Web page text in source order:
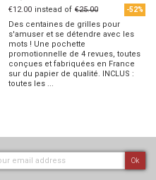
€12.00 instead of €25.00 -52%
Des centaines de grilles pour
s'amuser et se détendre avec les
mots ! Une pochette
promotionnelle de 4 revues, toutes
conçues et fabriquées en France
sur du papier de qualité. INCLUS :
toutes les ...
Ok